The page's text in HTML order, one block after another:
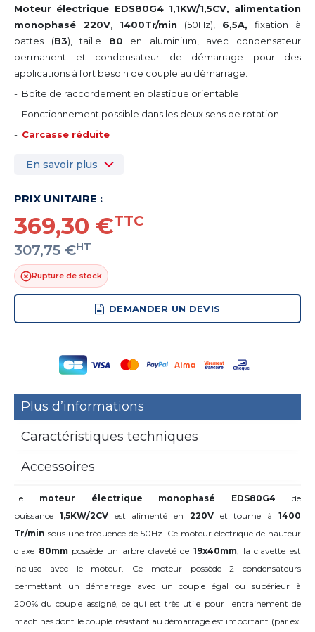
Moteur électrique EDS80G4 1,1KW/1,5CV, alimentation
monophasé 220V
1400Tr/min (50Hz), 6,5A, fixation à
pattes (B3), taille 80 en aluminium, avec condensateur
permanent et condensateur de démarrage pour des
applications à fort besoin de couple au démarrage.
- Boîte de raccordement en plastique orientable
- Fonctionnement possible dans les deux sens de rotation
- Carcasse réduite
En savoir plus
PRIX UNITAIRE :
369,30 €TTC
307,75 €HT
Rupture de stock
DEMANDER UN DEVIS
Plus d’informations
Caractéristiques techniques
Accessoires
Le moteur électrique monophasé EDS80G4de
puissance 1,5KW/2CV est alimenté en 220Vet tourne à1400
Tr/min sous une fréquence de 50Hz. Ce moteur électrique de hauteur
d'axe 80mmpossède un arbre claveté de 19x40mm,
la clavette est
incluse avec le moteur. Ce moteur possède 2 condensateurs
permettant un démarrage avec un couple égal ou supérieur à
200% du couple assigné, ce qui est très utile pour l'entrainement de
machines dont le couple résistant au démarrage est important (par ex.